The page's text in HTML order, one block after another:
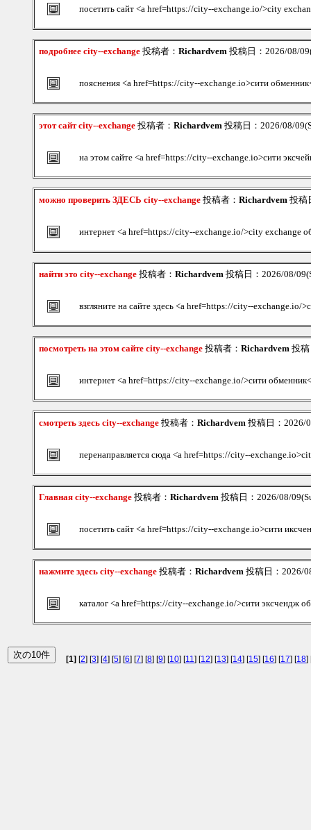
посетить сайт <a href=https://city--exchange.io/>city
подробнее city--exchange 投稿者： Richardvem 投稿日：2026/08/
пояснения <a href=https://city--exchange.io>сити
этот сайт city--exchange 投稿者： Richardvem 投稿日：2026/08/
на этом сайте <a href=https://city--exchange.io>сити
можно проверить ЗДЕСЬ city--exchange 投稿者： Richardvem 投稿
интернет <a href=https://city--exchange.io/>city exchange
найти это city--exchange 投稿者： Richardvem 投稿日：2026/08/
взгляните на сайте здесь <a href=https://city--exchange.io/
посмотреть на этом сайте city--exchange 投稿者： Richardvem 投
интернет <a href=https://city--exchange.io/>сити
смотреть здесь city--exchange 投稿者： Richardvem 投稿日：2026/
перенаправляется сюда <a href=https://city--
Главная city--exchange 投稿者： Richardvem 投稿日：2026/08/
посетить сайт <a href=https://city--exchange.io>сити
нажмите здесь city--exchange 投稿者： Richardvem 投稿日：2026/
каталог <a href=https://city--exchange.io/>сити эксчендж
[1] [2] [3] [4] [5] [6] [7] [8] [9] [10] [11] [12] [13] [14] [15] [16] [17] [18]